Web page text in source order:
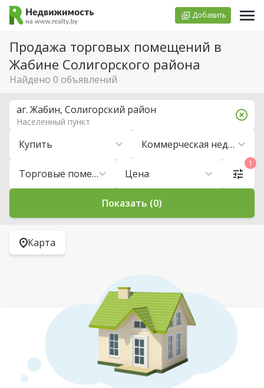
Добавить
Продажа торговых помещений в
Жабине Солигорского района
Найдено 0 объявлений
Купить Коммерческая недвижимость
Торговые помещения Цена
аг. Жабин, Солигорский район
Населенный пункт
1
Показать (0)
Карта